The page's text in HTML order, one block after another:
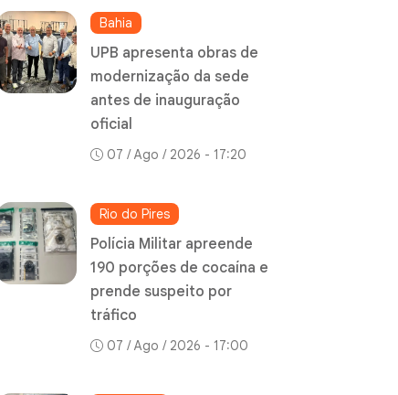
Bahia
UPB apresenta obras de
modernização da sede
antes de inauguração
oficial
07 / Ago / 2026 - 17:20
Rio do Pires
Polícia Militar apreende
190 porções de cocaína e
prende suspeito por
tráfico
07 / Ago / 2026 - 17:00